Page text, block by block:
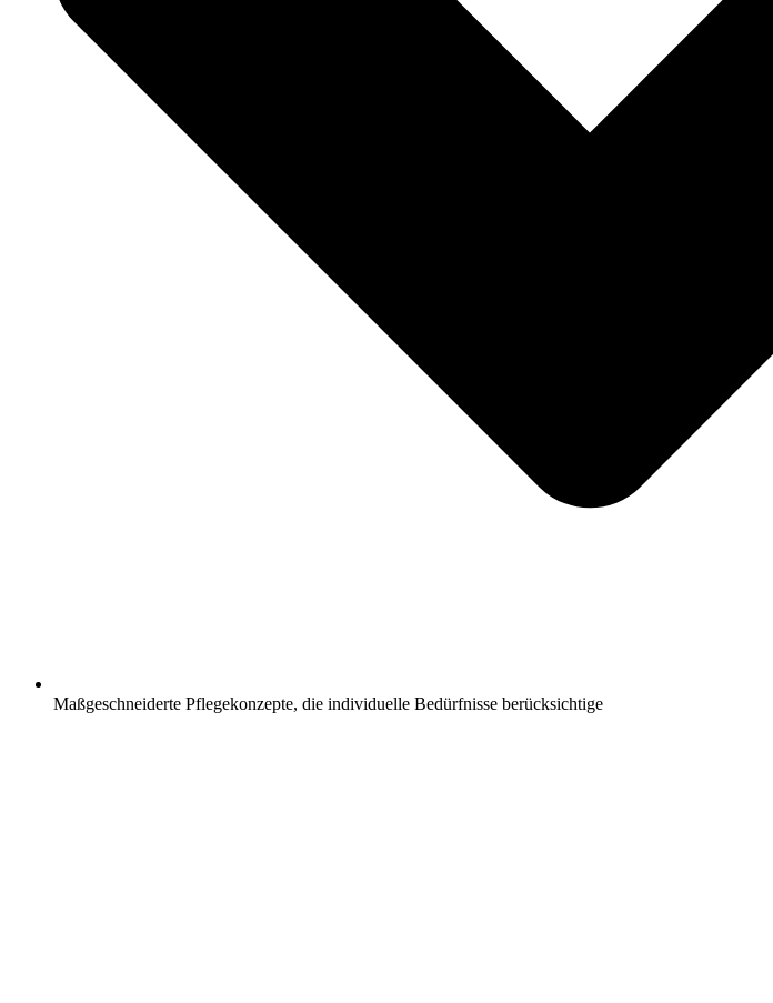
Maßgeschneiderte Pflegekonzepte, die individuelle Bedürfnisse berücksichtige